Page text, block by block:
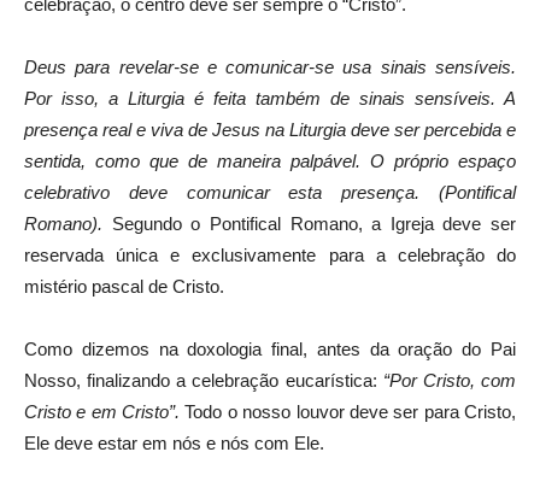
Deus para revelar-se e comunicar-se usa sinais sensíveis.
Por isso, a Liturgia é feita também de sinais sensíveis. A
presença real e viva de Jesus na Liturgia deve ser percebida e
sentida, como que de maneira palpável. O próprio espaço
celebrativo deve comunicar esta presença. (Pontifical
Romano). Segundo o Pontifical Romano, a Igreja deve ser
reservada única e exclusivamente para a celebração do
mistério pascal de Cristo.
Como dizemos na doxologia final, antes da oração do Pai
Nosso, finalizando a celebração eucarística: “Por Cristo, com
Cristo e em Cristo”.Todo o nosso louvor deve ser para Cristo,
Ele deve estar em nós e nós com Ele.